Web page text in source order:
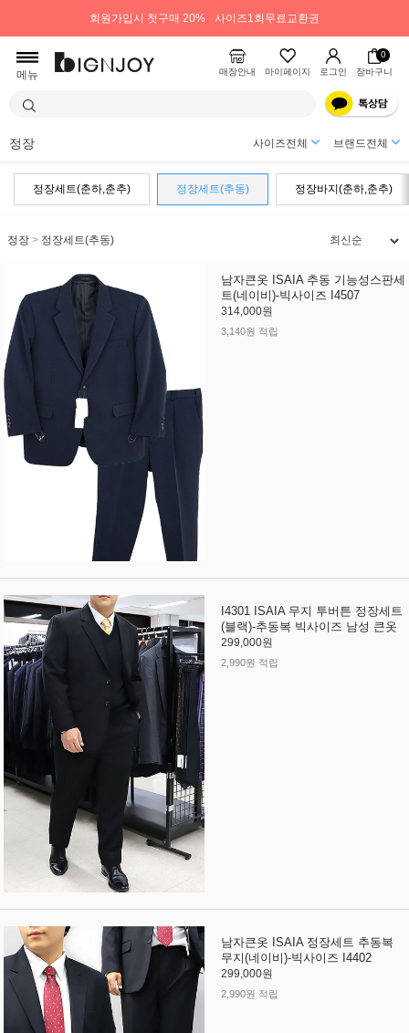
회원가입시 첫구매 20% 사이즈1회무료교환권
메뉴 매장안내 마이페이지 로그인
0
장바구니
정장 사이즈전체 브랜드전체
정장세트(춘하,춘추) 정장세트(추동) 정장바지(춘하,춘추)
정장 > 정장세트(추동)
남자큰옷 ISAIA 추동 기능성스판세
트(네이비)-빅사이즈 I4507
314,000원
3,140원 적립
I4301 ISAIA 무지 투버튼 정장세트
(블랙)-추동복 빅사이즈 남성 큰옷
299,000원
2,990원 적립
남자큰옷 ISAIA 정장세트 추동복
무지(네이비)-빅사이즈 I4402
299,000원
2,990원 적립